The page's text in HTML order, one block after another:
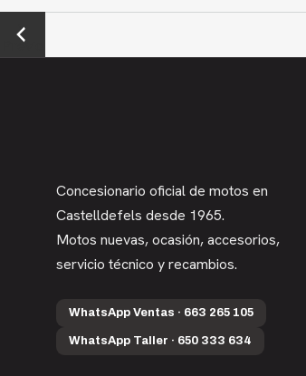
←
Previo
Concesionario oficial de motos en
Castelldefels desde 1965.
Motos nuevas, ocasión, accesorios,
servicio técnico y recambios.
WhatsApp Ventas · 663 265 105
WhatsApp Taller · 650 333 634